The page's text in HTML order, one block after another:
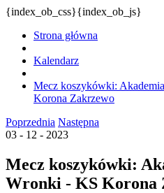
{index_ob_css}{index_ob_js}
Strona główna
Kalendarz
Mecz koszykówki:
Korona Zakrzewo
Poprzednia Następna
03 - 12 - 2023
Mecz koszykówki:
Wronki - KS Korona